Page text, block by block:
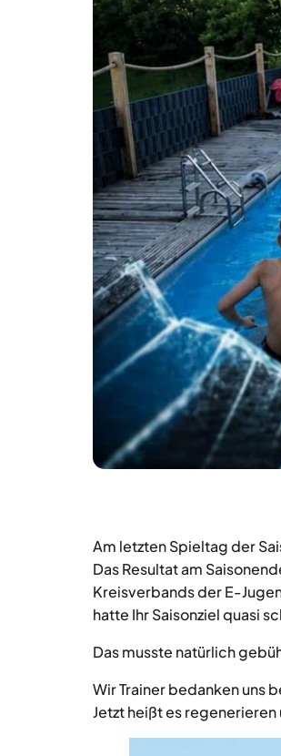
Am letzten Spieltag der
Das Resultat am
Kreisverbands der E-
hatte Ihr Saisonziel quasi
Das musste natürlich
Wir Trainer bedanken uns
Jetzt heißt es regenerieren